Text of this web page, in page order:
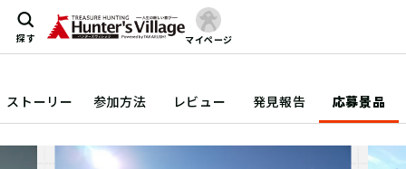
探す マイページ
ストーリー 参加方法 レビュー 発見報告 応募景品